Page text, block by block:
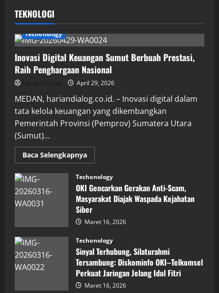
TEKNOLOGI
Techonology
Inovasi Digital Keuangan Sumut Berbuah Prestasi,
Raih Penghargaan Nasional
April 29, 2026
MEDAN, hariandialog.co.id. – Inovasi digital dalam
tata kelola keuangan yang dikembangkan
Pemerintah Provinsi (Pemprov) Sumatera Utara
(Sumut)...
Baca SelengkapnyaRead
more
Inovasi
Digital
Keuangan
Sumut
Berbuah
Prestasi,
Raih
Penghargaan
Techonology
OKI Gencarkan Gerakan Anti-Scam,
Masyarakat Diajak Waspada Kejahatan
Siber
Maret 16, 2026
Techonology
Sinyal Terhubung, Silaturahmi
Tersambung: Diskominfo OKI–Telkomsel
Perkuat Jaringan Jelang Idul Fitri
Maret 16, 2026